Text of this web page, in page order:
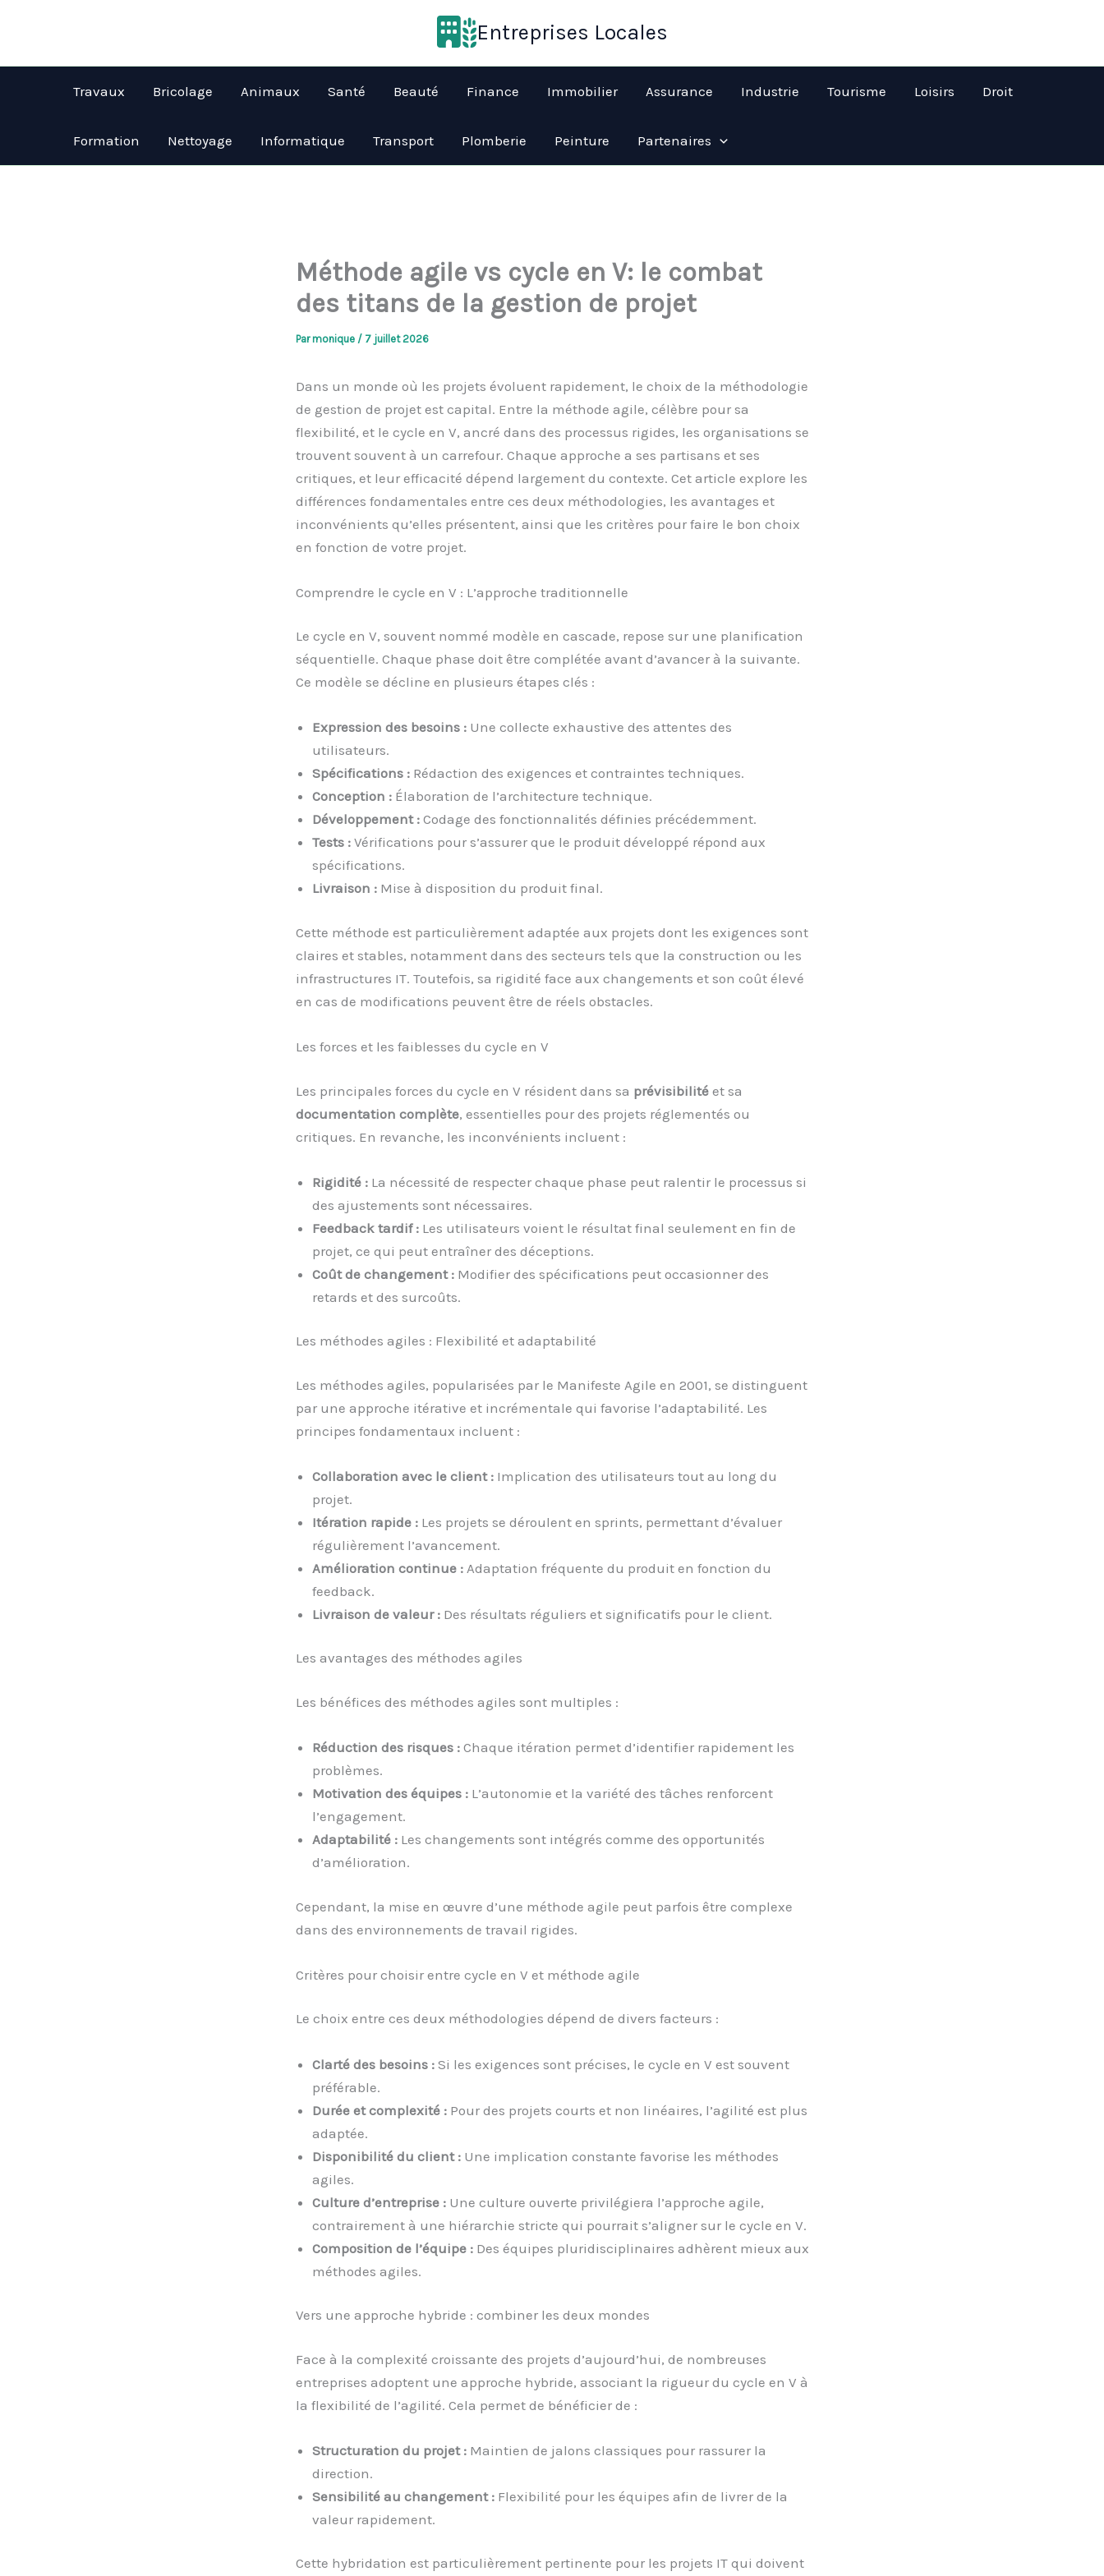
Entreprises Locales
Travaux Bricolage Animaux Santé Beauté Finance Immobilier Assurance Industrie Tourisme Loisirs Droit
Formation Nettoyage Informatique Transport Plomberie Peinture Partenaires
Méthode agile vs cycle en V: le combat
des titans de la gestion de projet
Parmonique / 7 juillet 2026
Dans un monde où les projets évoluent rapidement, le choix de la méthodologie
de gestion de projet est capital. Entre la méthode agile, célèbre pour sa
flexibilité, et le cycle en V, ancré dans des processus rigides, les organisations se
trouvent souvent à un carrefour. Chaque approche a ses partisans et ses
critiques, et leur efficacité dépend largement du contexte. Cet article explore les
différences fondamentales entre ces deux méthodologies, les avantages et
inconvénients qu’elles présentent, ainsi que les critères pour faire le bon choix
en fonction de votre projet.
Comprendre le cycle en V : L’approche traditionnelle
Le cycle en V, souvent nommé modèle en cascade, repose sur une planification
séquentielle. Chaque phase doit être complétée avant d’avancer à la suivante.
Ce modèle se décline en plusieurs étapes clés :
Expression des besoins :Une collecte exhaustive des attentes des
utilisateurs.
Spécifications :Rédaction des exigences et contraintes techniques.
Conception :Élaboration de l’architecture technique.
Développement :Codage des fonctionnalités définies précédemment.
Tests :Vérifications pour s’assurer que le produit développé répond aux
spécifications.
Livraison :Mise à disposition du produit final.
Cette méthode est particulièrement adaptée aux projets dont les exigences sont
claires et stables, notamment dans des secteurs tels que la construction ou les
infrastructures IT. Toutefois, sa rigidité face aux changements et son coût élevé
en cas de modifications peuvent être de réels obstacles.
Les forces et les faiblesses du cycle en V
Les principales forces du cycle en V résident dans sa prévisibilitéet sa
documentation complète, essentielles pour des projets réglementés ou
critiques. En revanche, les inconvénients incluent :
Rigidité : La nécessité de respecter chaque phase peut ralentir le processus si
des ajustements sont nécessaires.
Feedback tardif : Les utilisateurs voient le résultat final seulement en fin de
projet, ce qui peut entraîner des déceptions.
Coût de changement : Modifier des spécifications peut occasionner des
retards et des surcoûts.
Les méthodes agiles : Flexibilité et adaptabilité
Les méthodes agiles, popularisées par le Manifeste Agile en 2001, se distinguent
par une approche itérative et incrémentale qui favorise l’adaptabilité. Les
principes fondamentaux incluent :
Collaboration avec le client :Implication des utilisateurs tout au long du
projet.
Itération rapide :Les projets se déroulent en sprints, permettant d’évaluer
régulièrement l’avancement.
Amélioration continue :Adaptation fréquente du produit en fonction du
feedback.
Livraison de valeur : Des résultats réguliers et significatifs pour le client.
Les avantages des méthodes agiles
Les bénéfices des méthodes agiles sont multiples :
Réduction des risques :Chaque itération permet d’identifier rapidement les
problèmes.
Motivation des équipes :L’autonomie et la variété des tâches renforcent
l’engagement.
Adaptabilité :Les changements sont intégrés comme des opportunités
d’amélioration.
Cependant, la mise en œuvre d’une méthode agile peut parfois être complexe
dans des environnements de travail rigides.
Critères pour choisir entre cycle en V et méthode agile
Le choix entre ces deux méthodologies dépend de divers facteurs :
Clarté des besoins :Si les exigences sont précises, le cycle en V est souvent
préférable.
Durée et complexité :Pour des projets courts et non linéaires, l’agilité est plus
adaptée.
Disponibilité du client :Une implication constante favorise les méthodes
agiles.
Culture d’entreprise :Une culture ouverte privilégiera l’approche agile,
contrairement à une hiérarchie stricte qui pourrait s’aligner sur le cycle en V.
Composition de l’équipe :Des équipes pluridisciplinaires adhèrent mieux aux
méthodes agiles.
Vers une approche hybride : combiner les deux mondes
Face à la complexité croissante des projets d’aujourd’hui, de nombreuses
entreprises adoptent une approche hybride, associant la rigueur du cycle en V à
la flexibilité de l’agilité. Cela permet de bénéficier de :
Structuration du projet :Maintien de jalons classiques pour rassurer la
direction.
Sensibilité au changement :Flexibilité pour les équipes afin de livrer de la
valeur rapidement.
Cette hybridation est particulièrement pertinente pour les projets IT qui doivent